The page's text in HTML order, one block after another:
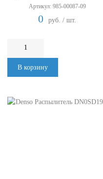
Артикул: 985-00087-09
0 руб. / шт.
В корзину